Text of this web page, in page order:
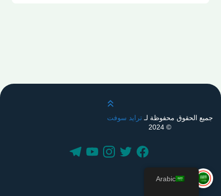
قم بالتمرير لأعلى
جميع الحقوق محفوظة لـترايد سوفت
© 2024
Arabic